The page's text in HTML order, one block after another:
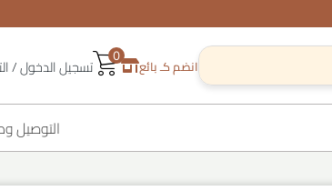
انضم كـ بائع 0 تسجيل الدخول /
التوصيل